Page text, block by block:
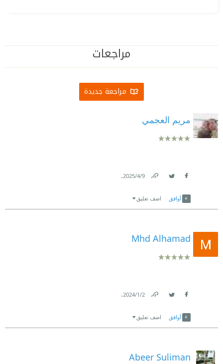
مراجعات
مراجعة جديدة
مريم العجمي
9‏/4‏/2025
.
أوافق اضف تعليق
Mhd Alhamad
2‏/1‏/2024
.
أوافق اضف تعليق
Abeer Suliman